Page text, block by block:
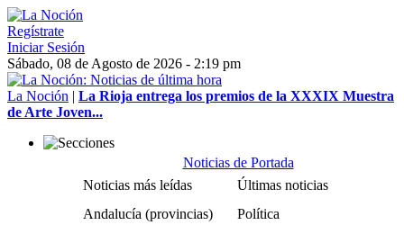
Regístrate
Iniciar Sesión
Sábado, 08 de Agosto de 2026 - 2:19 pm
La Noción | La Rioja entrega los premios de la XXXIX Muestra
de Arte Joven...
Noticias de Portada
Noticias más leídas
Últimas noticias
Andalucía (provincias)
Política